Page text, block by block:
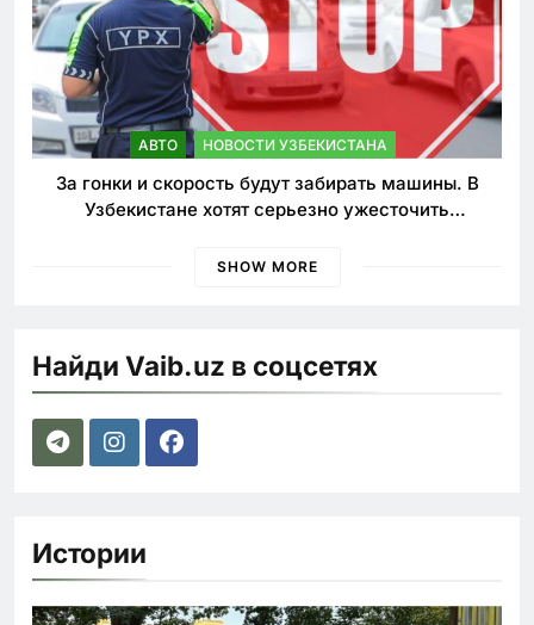
АВТО НОВОСТИ УЗБЕКИСТАНА
За гонки и скорость будут забирать машины. В
Узбекистане хотят серьезно ужесточить
SHOW MORE
Найди Vaib.uz в соцсетях
Истории